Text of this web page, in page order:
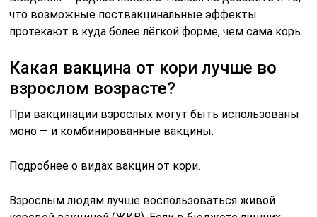
что возможные поствакцинальные эффекты
протекают в куда более лёгкой форме, чем сама корь.
Какая вакцина от кори лучше во
взрослом возрасте?
При вакцинации взрослых могут быть использованы
моно — и комбинированные вакцины.
Подробнее о видах вакцин от кори.
Взрослым людям лучше воспользоваться живой